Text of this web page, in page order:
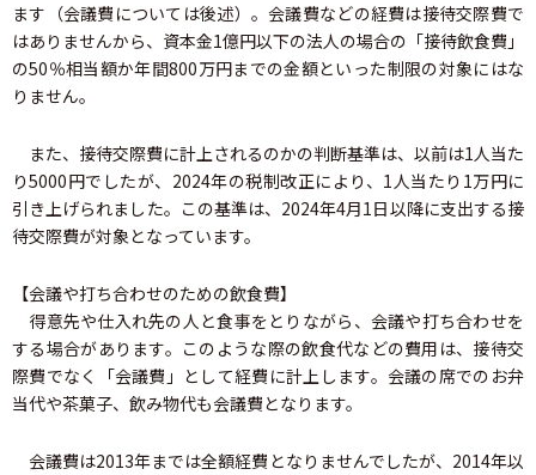
ます（会議費については後述）。会議費などの経費は接待交際費で
はありませんから、資本金1億円以下の法人の場合の「接待飲食費」
の50％相当額か年間800万円までの金額といった制限の対象にはな
りません。
また、接待交際費に計上されるのかの判断基準は、以前は1人当た
り5000円でしたが、2024年の税制改正により、1人当たり1万円に
引き上げられました。この基準は、2024年4月1日以降に支出する接
待交際費が対象となっています。
【会議や打ち合わせのための飲食費】
得意先や仕入れ先の人と食事をとりながら、会議や打ち合わせを
する場合があります。このような際の飲食代などの費用は、接待交
際費でなく「会議費」として経費に計上します。会議の席でのお弁
当代や茶菓子、飲み物代も会議費となります。
会議費は2013年までは全額経費となりませんでしたが、2014年以